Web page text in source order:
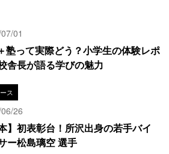
01
塾って実際どう？小学生の体験レポ
舎長が語る学びの魅力
ス
26
】初表彰台！所沢出身の若手バイ
ー松島璃空 選手